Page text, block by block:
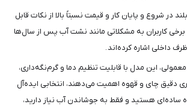
در شروع و پایان کار و قیمت نسبتاً بالا از نکات قابل
کاربران به مشکلاتی مانند نشت آب پس از سال‌ها
داخلی اشاره کرده‌اند .
این مدل با قابلیت تنظیم دما و گرم‌نگه‌داری،
دقیق چای و قهوه اهمیت می‌دهند، انتخابی ایده‌آل
ساده‌ای هستید و فقط به جوشاندن آب نیاز دارید،